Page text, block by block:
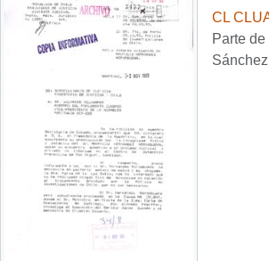
CL
Parte de